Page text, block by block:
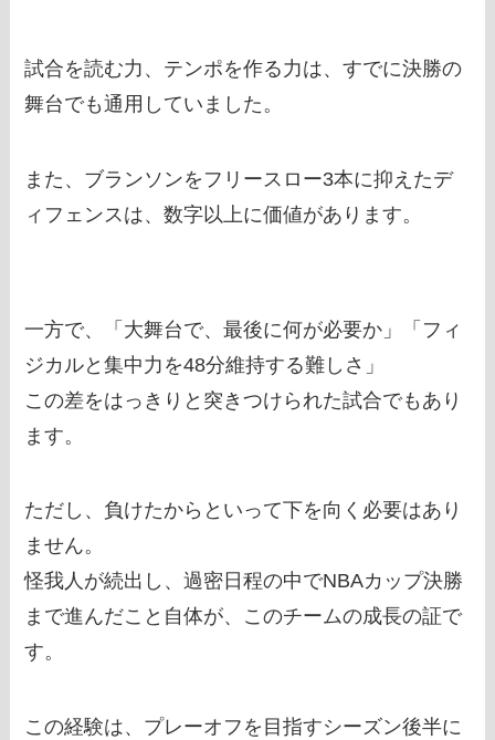
試合を読む力、テンポを作る力は、すでに決勝の
舞台でも通用していました。
また、ブランソンをフリースロー3本に抑えたデ
ィフェンスは、数字以上に価値があります。
一方で、「大舞台で、最後に何が必要か」「フィ
ジカルと集中力を48分維持する難しさ」
この差をはっきりと突きつけられた試合でもあり
ます。
ただし、負けたからといって下を向く必要はあり
ません。
怪我人が続出し、過密日程の中でNBAカップ決勝
まで進んだこと自体が、このチームの成長の証で
す。
この経験は、プレーオフを目指すシーズン後半に